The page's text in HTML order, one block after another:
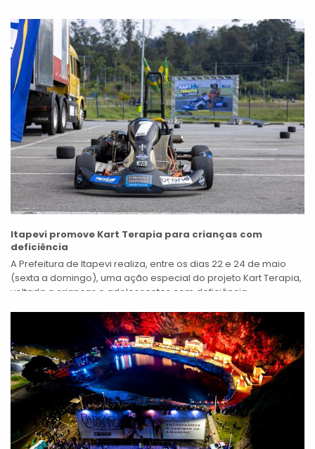
Itapevi promove Kart Terapia para crianças com
deficiência
A Prefeitura de Itapevi realiza, entre os dias 22 e 24 de maio
(sexta a domingo), uma ação especial do projeto Kart Terapia,
voltada a crianças e adolescentes com deficiência...